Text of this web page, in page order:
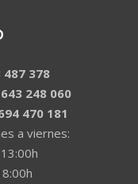
378
248 060
470 181
a viernes: